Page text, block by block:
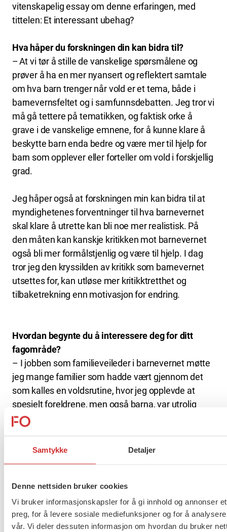
Samtykke Detaljer
Denne nettsiden bruker cookies
Vi bruker informasjonskapsler for å gi innhold og annonser
preg, for å levere sosiale mediefunksjoner og for å
vår. Vi deler dessuten informasjon om hvordan du bruker
vitenskapelig essay om denne erfaringen, med
tittelen: Et interessant ubehag?
Hva håper du forskningen din kan bidra til?
– At vi tør å stille de vanskelige spørsmålene og
prøver å ha en mer nyansert og reflektert samtale
om hva barn trenger når vold er et tema, både i
barnevernsfeltet og i samfunnsdebatten. Jeg tror vi
må gå tettere på tematikken, og faktisk orke å
grave i de vanskelige emnene, for å kunne klare å
beskytte barn enda bedre og være mer til hjelp for
barn som opplever eller forteller om vold i forskjellig
grad.
Jeg håper også at forskningen min kan bidra til at
myndighetenes forventninger til hva barnevernet
skal klare å utrette kan bli noe mer realistisk. På
den måten kan kanskje kritikken mot barnevernet
også bli mer formålstjenlig og være til hjelp. I dag
tror jeg den kryssilden av kritikk som barnevernet
utsettes for, kan utløse mer kritikktretthet og
tilbaketrekning enn motivasjon for endring.
Hvordan begynte du å interessere deg for ditt
fagområde?
– I jobben som familieveileder i barnevernet møtte
jeg mange familier som hadde vært gjennom det
som kalles en voldsrutine, hvor jeg opplevde at
spesielt foreldrene, men også barna, var utrolig
redde. De hadde guarden oppe, og det var veldig
dem. Jeg hadde flere kolleger som beskrev en
om det var noen måte å forstå hvorfor det
opplevdes slik.